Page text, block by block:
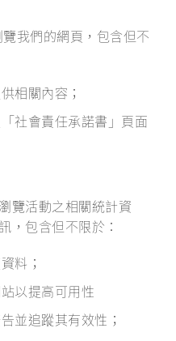
我們的網頁，包含但不
相關內容；
社會責任承諾書」頁面
覽活動之相關統計資
，包含但不限於：
料；
以提高可用性
並追蹤其有效性；